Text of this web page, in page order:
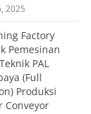
2025
Factory
Pemesinan
PAL
(Full
Produksi
Conveyor